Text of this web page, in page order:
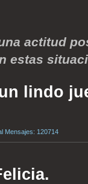
actitud
estas
lindo
Mensajes: 120714